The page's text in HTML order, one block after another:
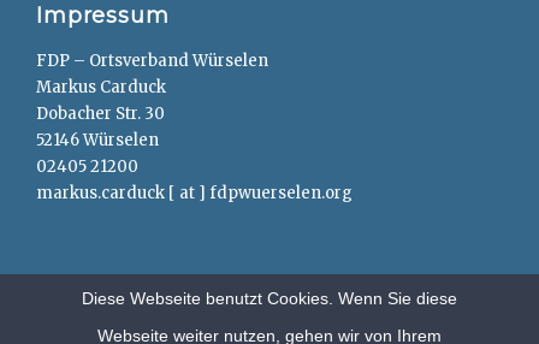
Impressum
FDP – Ortsverband Würselen
Markus Carduck
Dobacher Str. 30
52146 Würselen
02405 21200
markus.carduck [ at ] fdpwuerselen.org
Diese Webseite benutzt Cookies. Wenn Sie diese
Webseite weiter nutzen, gehen wir von Ihrem